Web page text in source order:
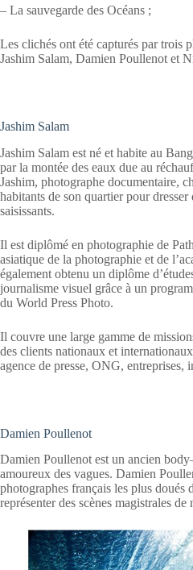
– La sauvegarde des Océans ;
Les clichés ont été capturés par trois
Jashim Salam, Damien Poullenot et
Jashim Salam
Jashim Salam est né et habite au
par la montée des eaux due au
Jashim, photographe documentaire,
habitants de son quartier pour dresser
saisissants.
Il est diplômé en photographie de
asiatique de la photographie et de
également obtenu un diplôme
journalisme visuel grâce à un
du World Press Photo.
Il couvre une large gamme de
des clients nationaux et
agence de presse, ONG,
Damien Poullenot
Damien Poullenot est un ancien
amoureux des vagues. Damien
photographes français les plus doués
représenter des scènes magistrales de